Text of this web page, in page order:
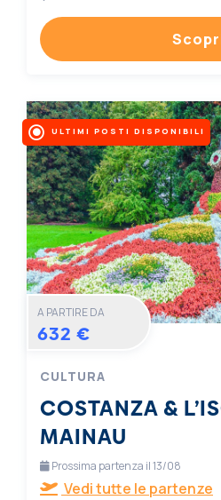
ULTIMI POSTI DISPONIBILI
A PARTIRE DA
632 €
CULTURA
COSTANZA &
MAINAU
Prossima partenza il 13/08
Vedi tutte le partenze